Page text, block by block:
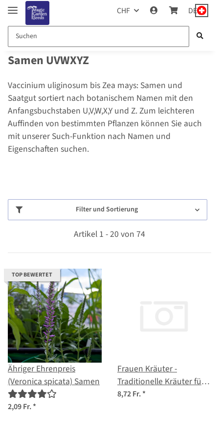
CHF DE
Samen UVWXYZ
Vaccinium uliginosum bis Zea mays: Samen und
Saatgut sortiert nach botanischem Namen mit den
Anfangsbuchstaben U,V,W,X,Y und Z. Zum leichteren
Auffinden von bestimmten Pflanzen können Sie auch
mit unserer Such-Funktion nach Namen und
Eigenschaften suchen.
Filter und Sortierung
Artikel 1 - 20 von 74
TOP BEWERTET
Ähriger Ehrenpreis
(Veronica spicata) Samen
2,09 Fr.*
Frauen Kräuter -
Traditionelle Kräuter für
Balance und
8,72 Fr.*